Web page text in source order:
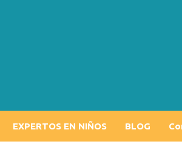
EXPERTOS EN NIÑOS BLOG